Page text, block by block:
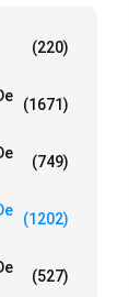
(220)
(1671)
(749)
(1202)
(527)